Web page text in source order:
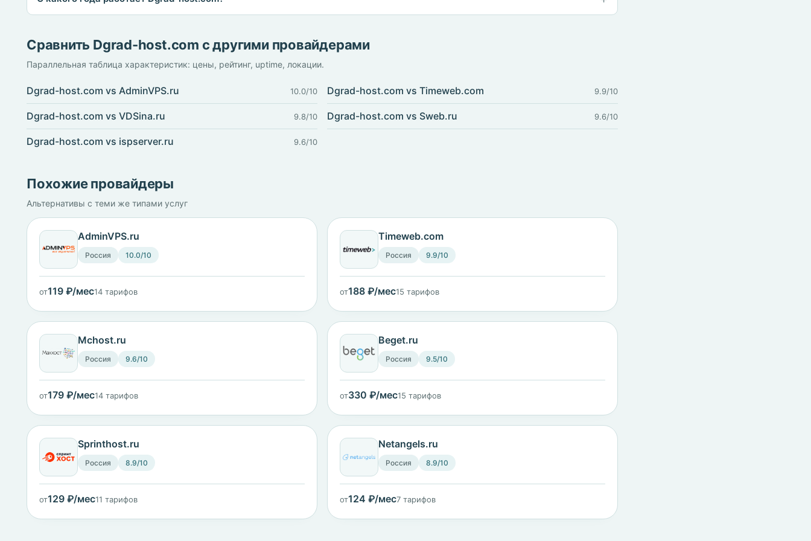
Сравнить Dgrad-host.com с другими провайдерами
Параллельная таблица характеристик: цены, рейтинг, uptime, локации.
Dgrad-host.com vs AdminVPS.ru 10.0/10 Dgrad-host.com vs Timeweb.com 9.9/10
Dgrad-host.com vs VDSina.ru 9.8/10 Dgrad-host.com vs Sweb.ru 9.6/10
Dgrad-host.com vs ispserver.ru 9.6/10
Похожие провайдеры
Альтернативы с теми же типами услуг
AdminVPS.ru
Россия 10.0/10
от119 ₽/мес14 тарифов
Timeweb.com
Россия 9.9/10
от188 ₽/мес15 тарифов
Mchost.ru
Россия 9.6/10
от179 ₽/мес14 тарифов
Beget.ru
Россия 9.5/10
от330 ₽/мес15 тарифов
Sprinthost.ru
Россия 8.9/10
от129 ₽/мес11 тарифов
Netangels.ru
Россия 8.9/10
от124 ₽/мес7 тарифов